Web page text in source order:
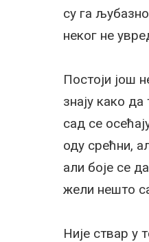
су га
неког не
Постоји још
знају како
сад се
оду срећни,
али боје се
жели нешто
Није ствар у